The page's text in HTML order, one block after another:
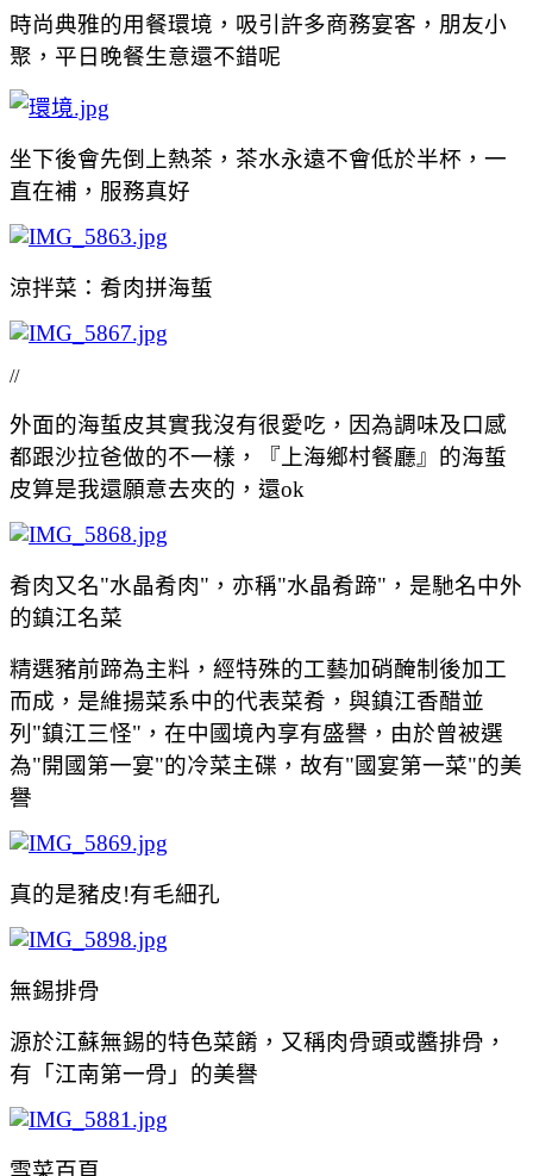
時尚典雅的用餐環境，吸引許多商務宴客，朋友小
聚，平日晚餐生意還不錯呢
坐下後會先倒上熱茶，茶水永遠不會低於半杯，一
直在補，服務真好
涼拌菜：肴肉拼海蜇
//
外面的海蜇皮其實我沒有很愛吃，因為調味及口感
都跟沙拉爸做的不一樣，『上海鄉村餐廳』的海蜇
皮算是我還願意去夾的，還ok
肴肉又名"水晶肴肉"，亦稱"水晶肴蹄"，是馳名中外
的鎮江名菜
精選豬前蹄為主料，經特殊的工藝加硝醃制後加工
而成，是維揚菜系中的代表菜肴，與鎮江香醋並
列"鎮江三怪"，在中國境內享有盛譽，由於曾被選
為"開國第一宴"的冷菜主碟，故有"國宴第一菜"的美
譽
真的是豬皮!有毛細孔
無錫排骨
源於江蘇無錫的特色菜餚，又稱肉骨頭或醬排骨，
有「江南第一骨」的美譽
雪菜百頁